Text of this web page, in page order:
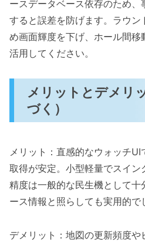
ースデータベース依存のため
すると誤差を防げます。ラウン
め画面輝度を下げ、ホール間
活用してください。
メリットとデメリ
づく）
メリット：直感的なウォッチ
取得が安定。小型軽量でスイン
精度は一般的な民生機として十
ース情報と照らしても実用的で
デメリット：地図の更新頻度